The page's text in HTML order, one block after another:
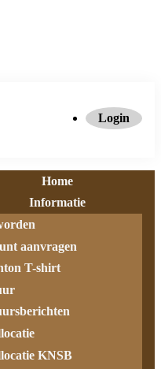
Login
Home
Informatie
aanvragen
T-shirt
KNSB